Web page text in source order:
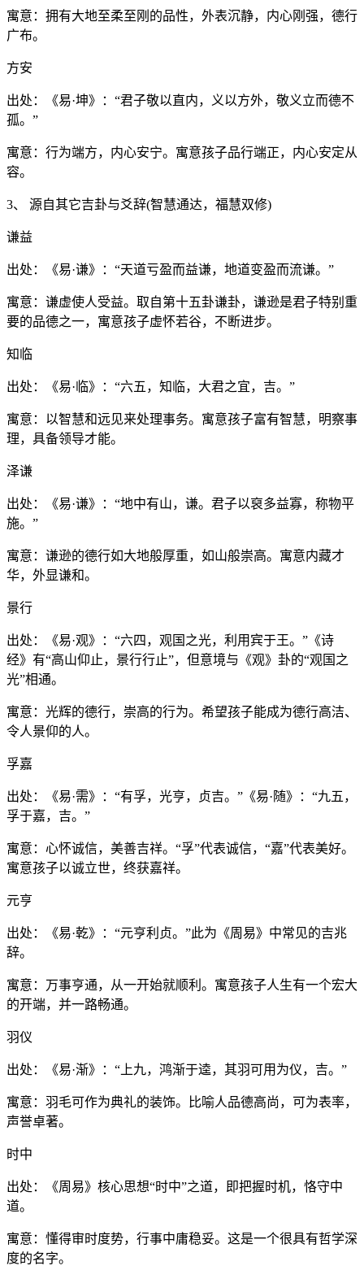
寓意：拥有大地至柔至刚的品性，外表沉静，内心刚强，德行
广布。
方安
出处：《易·坤》：“君子敬以直内，义以方外，敬义立而德不
孤。”
寓意：行为端方，内心安宁。寓意孩子品行端正，内心安定从
容。
3、 源自其它吉卦与爻辞(智慧通达，福慧双修)
谦益
出处：《易·谦》：“天道亏盈而益谦，地道变盈而流谦。”
寓意：谦虚使人受益。取自第十五卦谦卦，谦逊是君子特别重
要的品德之一，寓意孩子虚怀若谷，不断进步。
知临
出处：《易·临》：“六五，知临，大君之宜，吉。”
寓意：以智慧和远见来处理事务。寓意孩子富有智慧，明察事
理，具备领导才能。
泽谦
出处：《易·谦》：“地中有山，谦。君子以裒多益寡，称物平
施。”
寓意：谦逊的德行如大地般厚重，如山般崇高。寓意内藏才
华，外显谦和。
景行
出处：《易·观》：“六四，观国之光，利用宾于王。”《诗
经》有“高山仰止，景行行止”，但意境与《观》卦的“观国之
光”相通。
寓意：光辉的德行，崇高的行为。希望孩子能成为德行高洁、
令人景仰的人。
孚嘉
出处：《易·需》：“有孚，光亨，贞吉。”《易·随》：“九五，
孚于嘉，吉。”
寓意：心怀诚信，美善吉祥。“孚”代表诚信，“嘉”代表美好。
寓意孩子以诚立世，终获嘉祥。
元亨
出处：《易·乾》：“元亨利贞。”此为《周易》中常见的吉兆
辞。
寓意：万事亨通，从一开始就顺利。寓意孩子人生有一个宏大
的开端，并一路畅通。
羽仪
出处：《易·渐》：“上九，鸿渐于逵，其羽可用为仪，吉。”
寓意：羽毛可作为典礼的装饰。比喻人品德高尚，可为表率，
声誉卓著。
时中
出处：《周易》核心思想“时中”之道，即把握时机，恪守中
道。
寓意：懂得审时度势，行事中庸稳妥。这是一个很具有哲学深
度的名字。